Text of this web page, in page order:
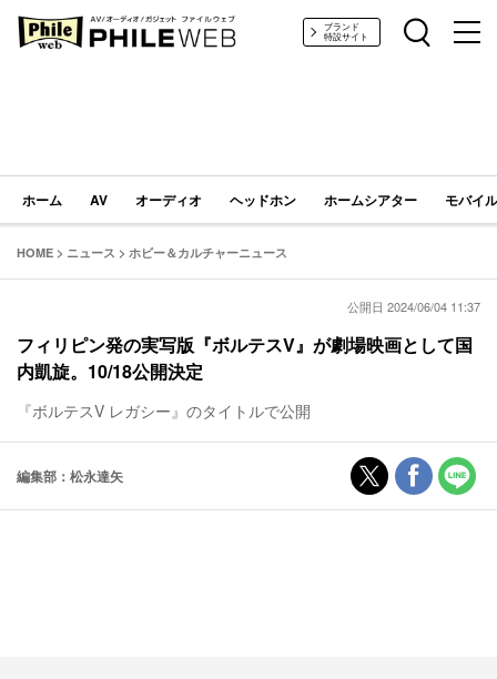
PHILE WEB｜AV/オーディオ/ガジェットブランド
特設サイト
ホーム AV オーディオ ヘッドホン ホームシアター モバイ
HOME > ニュース > ホビー＆カルチャーニュース
公開日 2024/06/04 11:37
フィリピン発の実写版『ボルテスV』が劇場映画として国
内凱旋。10/18公開決定
『ボルテスV レガシー』のタイトルで公開
編集部：松永達矢